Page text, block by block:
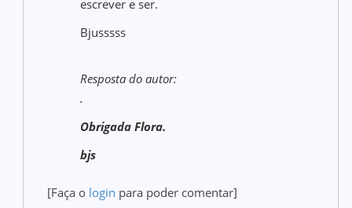
escrever e ser.
Bjusssss
Resposta do autor:
.
Obrigada Flora.
bjs
[Faça o login para poder comentar]